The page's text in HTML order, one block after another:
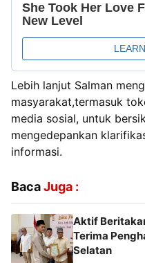
Lebih lanjut ‎Salman
masyarakat,termasuk
media sosial, untuk
mengedepankan
informasi.
BacaJuga :
Aktif
Terima
Selatan